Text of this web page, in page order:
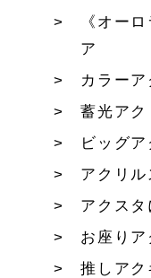
《オー
ア
カラーア
蓄光アク
ビッグ
アクリ
アクス
お座りア
推しアク